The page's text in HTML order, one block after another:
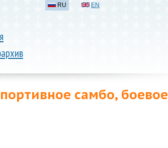
RU EN
самбо, боевое